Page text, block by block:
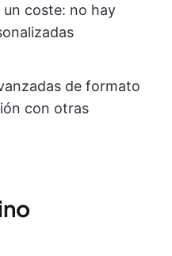
coste: no hay
de formato
con otras